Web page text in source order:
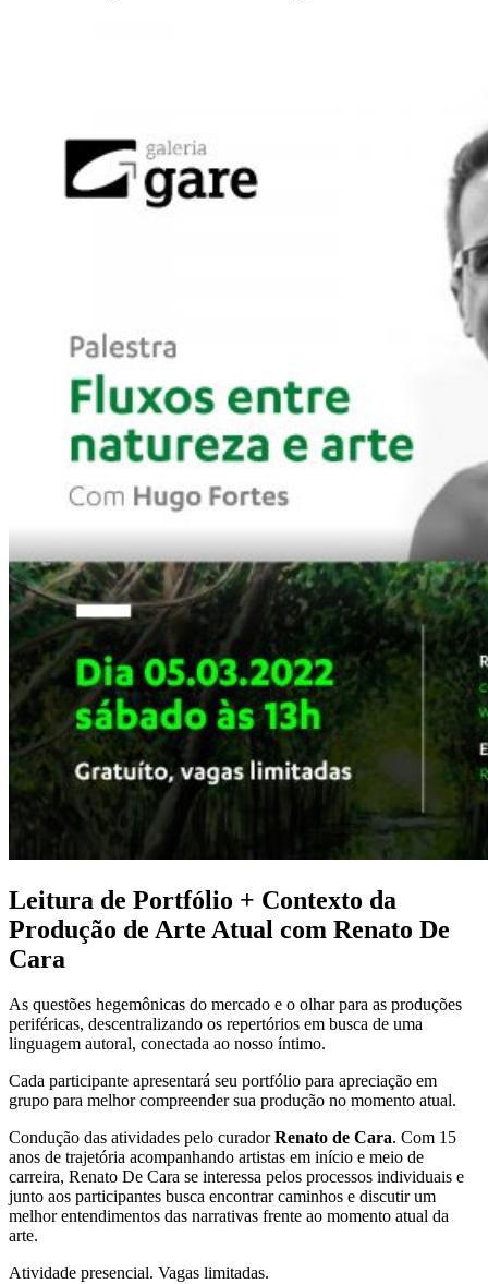
Leitura de Portfólio + Contexto da
Produção de Arte Atual com Renato De
Cara
As questões hegemônicas do mercado e o olhar para as produções
periféricas, descentralizando os repertórios em busca de uma
linguagem autoral, conectada ao nosso íntimo.
Cada participante apresentará seu portfólio para apreciação em
grupo para melhor compreender sua produção no momento atual.
Condução das atividades pelo curadorRenato de Cara. Com 15
anos de trajetória acompanhando artistas em início e meio de
carreira, Renato De Cara se interessa pelos processos individuais e
junto aos participantes busca encontrar caminhos e discutir um
melhor entendimentos das narrativas frente ao momento atual da
arte.
Atividade presencial. Vagas limitadas.